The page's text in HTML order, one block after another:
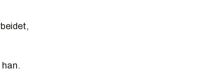
han.